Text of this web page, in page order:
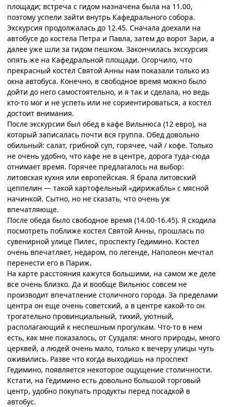
площади; встреча с гидом назначена была на 11.00,
поэтому успели зайти внутрь Кафедрального собора.
Экскурсия продолжалась до 12.45. Сначала доехали на
автобусе до костела Петра и Павла, затем до ворот Зари, а
далее уже шли за гидом пешком. Закончилась экскурсия
опять же на Кафедральной площади. Огорчило, что
прекрасный костел Святой Анны нам показали только из
окна автобуса. Конечно, в свободное время можно было
дойти до него самостоятельно, и я так и сделала, но ведь
кто-то мог и не успеть или не сориентироваться, а костел
достоит внимания.
После экскурсии был обед в кафе Вильнюса (12 евро), на
который записалась почти вся группа. Обед довольно
обильный: салат, грибной суп, горячее, чай / кофе. Только
не очень удобно, что кафе не в центре, дорога туда-сюда
отнимает время. Горячее предлагалось на выбор:
литовская кухня или европейская. Я брала литовский
цеппелин — такой картофельный «дирижабль» с мясной
начинкой. Сытно, но не сказать, что очень уж
впечатляюще.
После обеда было свободное время (14.00-16.45). Я сходила
посмотреть поближе костел Святой Анны, прошлась по
сувенирной улице Пилес, проспекту Гедимино. Костел
очень впечатляет, недаром, по легенде, Наполеон мечтал
перенести его в Париж.
На карте расстояния кажутся большими, на самом же деле
все очень близко. Да и вообще Вильнюс совсем не
производит впечатление столичного города. За пределами
центра он еще очень советский, а в центре какой-то он
трогательно провинциальный, тихий, уютный,
располагающий к неспешным прогулкам. Что-то в нем
есть, как мне показалось, от Суздаля: много природы, много
церквей, а людей очень мало, только к вечеру улицы чуть
оживились. Разве что когда выходишь на проспект
Гедимино, появляется некоторое ощущение столичности.
Кстати, на Гедимино есть довольно большой торговый
центр, удобно покупать продукты перед посадкой в
автобус.